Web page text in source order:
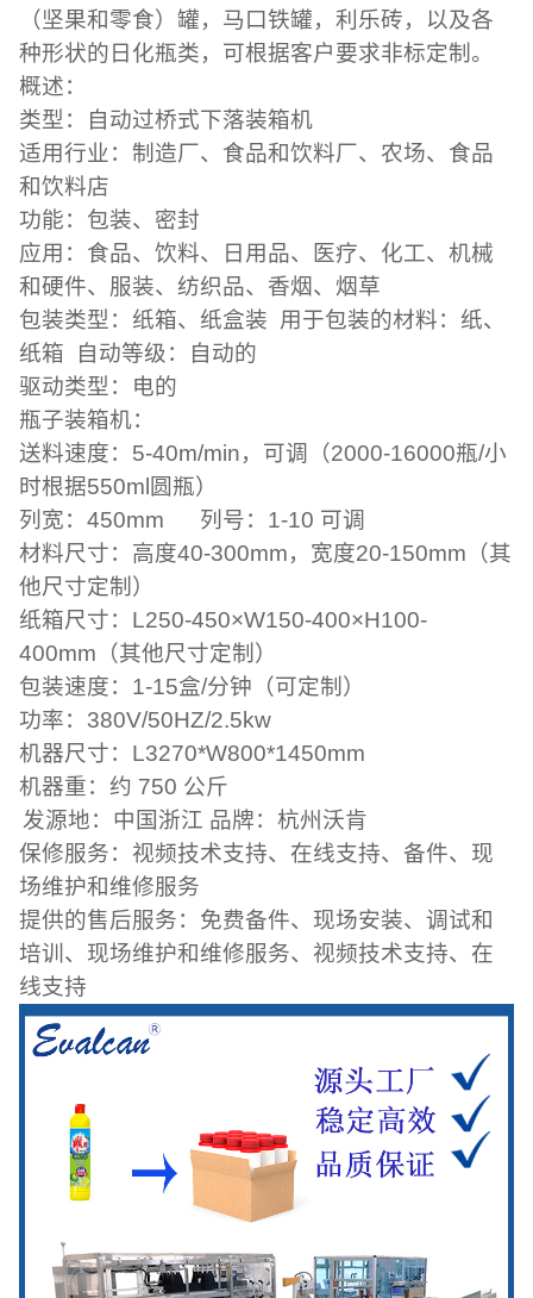
（坚果和零食）罐，马口铁罐，利乐砖，以及各
种形状的日化瓶类，可根据客户要求非标定制。
概述：
类型：
自动过桥式下落装箱机
适用行业： 制造厂、食品和饮料厂、农场、食品
和饮料店
功能： 包装、密封
应用： 食品、饮料、日用品、医疗、化工、机械
和硬件、服装、纺织品、香烟、烟草
包装类型： 纸箱、纸盒装 用于包装的材料： 纸、
纸箱
自动等级：
自动的
驱动类型：
电的
瓶子装箱机：
送料速度： 5-40m/min，可调（2000-16000瓶/小
时根据550ml圆瓶）
列宽： 450mm 列号： 1-10 可调
材料尺寸： 高度40-300mm，宽度20-150mm（其
他尺寸定制）
纸箱尺寸： L250-450×W150-400×H100-
400mm（其他尺寸定制）
包装速度： 1-15盒/分钟（可定制）
功率： 380V/50HZ/2.5kw
机器尺寸： L3270*W800*1450mm
机器重： 约 750 公斤
发源地：中国浙江 品牌：杭州沃肯
保修服务：视频技术支持、在线支持、备件、现
场维护和维修服务
提供的售后服务： 免费备件、现场安装、调试和
培训、现场维护和维修服务、视频技术支持、在
线支持